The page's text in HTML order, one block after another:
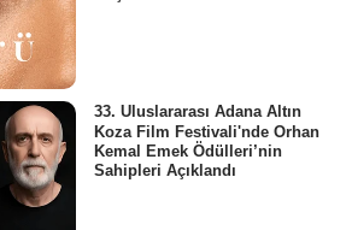
33. Uluslararası Adana Altın
Koza Film Festivali'nde Orhan
Kemal Emek Ödülleri’nin
Sahipleri Açıklandı